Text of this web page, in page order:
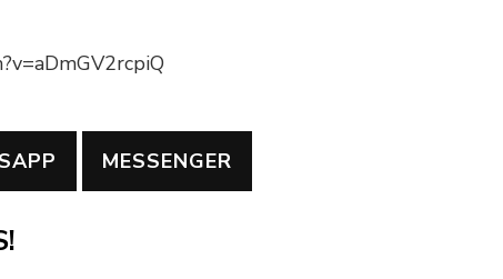
MESSENGER